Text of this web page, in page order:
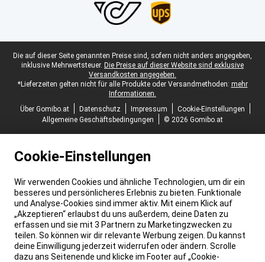
Juristische Fußzeile
Die auf dieser Seite genannten Preise sind, sofern nicht anders angegeben,
inklusive Mehrwertsteuer. Die Preise auf dieser Website sind exklusive
Versandkosten angegeben.
*Lieferzeiten gelten nicht für alle Produkte oder Versandmethoden: mehr
Informationen.
Über Gomibo.at
Datenschutz Impressum
Cookie-Einstellungen
Allgemeine Geschäftsbedingungen
© 2026 Gomibo.at
Cookie-Einstellungen
Wir verwenden Cookies und ähnliche Technologien, um dir ein
besseres und persönlicheres Erlebnis zu bieten. Funktionale
und Analyse-Cookies sind immer aktiv. Mit einem Klick auf
„Akzeptieren“ erlaubst du uns außerdem, deine Daten zu
erfassen und sie mit 3 Partnern zu Marketingzwecken zu
teilen. So können wir dir relevante Werbung zeigen. Du kannst
deine Einwilligung jederzeit widerrufen oder ändern. Scrolle
dazu ans Seitenende und klicke im Footer auf „Cookie-